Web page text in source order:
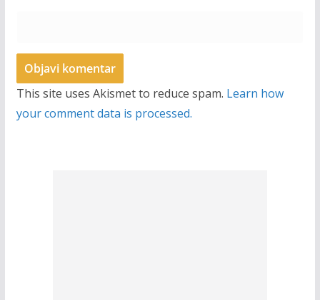
This site uses Akismet to reduce spam. Learn how
your comment data is processed.